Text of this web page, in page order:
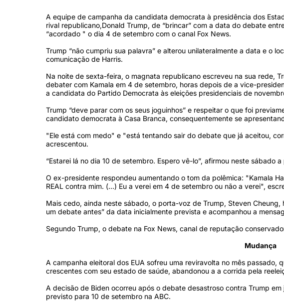
A equipe de campanha da candidata democrata à presidência dos
rival republicano,Donald Trump, de “brincar” com a data do debate
“acordado " o dia 4 de setembro com o canal Fox News.
Trump “não cumpriu sua palavra” e alterou unilateralmente a data e o
comunicação de Harris.
Na noite de sexta-feira, o magnata republicano escreveu na sua rede,
debater com Kamala em 4 de setembro, horas depois de a vice-
a candidata do Partido Democrata às eleições presidenciais de
Trump “deve parar com os seus joguinhos” e respeitar o que foi
candidato democrata à Casa Branca, consequentemente se
"Ele está com medo" e "está tentando sair do debate que já aceitou,
acrescentou.
“Estarei lá no dia 10 de setembro. Espero vê-lo”, afirmou neste sábado
O ex-presidente respondeu aumentando o tom da polêmica: "Kamala
REAL contra mim. (...) Eu a verei em 4 de setembro ou não a verei",
Mais cedo, ainda neste sábado, o porta-voz de Trump, Steven
um debate antes” da data inicialmente prevista e acompanhou a
Segundo Trump, o debate na Fox News, canal de reputação
Mudança
A campanha eleitoral dos EUA sofreu uma reviravolta no mês passado,
crescentes com seu estado de saúde, abandonou a a corrida pela
A decisão de Biden ocorreu após o debate desastroso contra Trump
previsto para 10 de setembro na ABC.